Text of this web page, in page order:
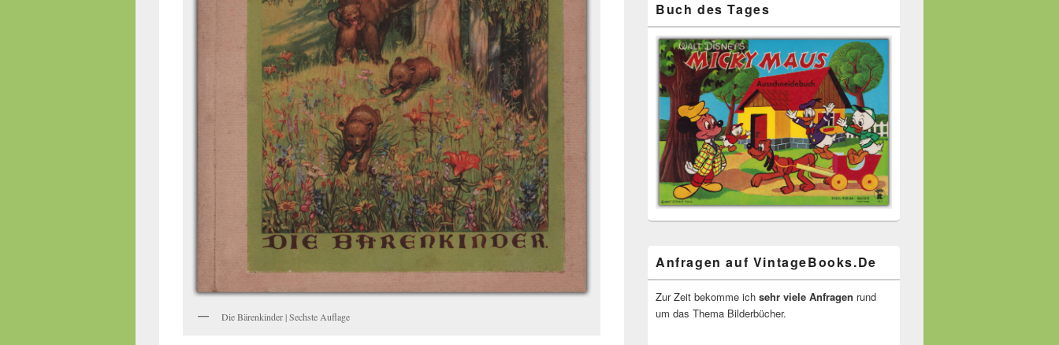
Die Bärenkinder | Sechste Auflage
Buch des Tages
Anfragen auf VintageBooks.De
Zur Zeit bekomme ich sehr viele Anfragen rund
um das Thema Bilderbücher.